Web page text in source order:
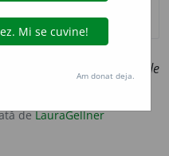
(O ~ de
deLauraGellner
Am donat deja.